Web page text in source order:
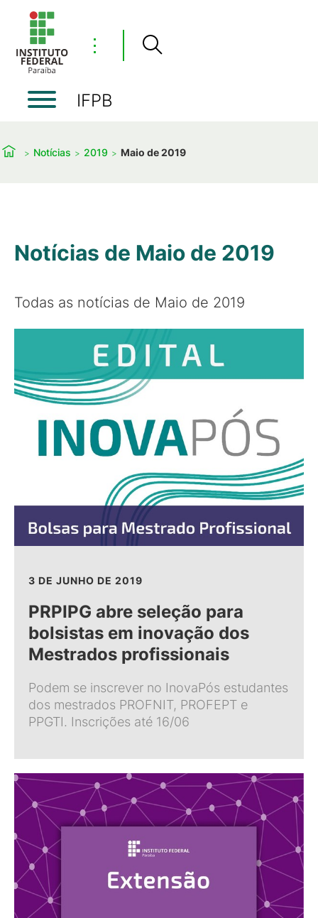
⋮
IFPB
Notícias 2019 Maio de 2019
Notícias de Maio de 2019
Todas as notícias de Maio de 2019
3 DE JUNHO DE 2019
PRPIPG abre seleção para
bolsistas em inovação dos
Mestrados profissionais
Podem se inscrever no InovaPós estudantes
dos mestrados PROFNIT, PROFEPT e
PPGTI. Inscrições até 16/06